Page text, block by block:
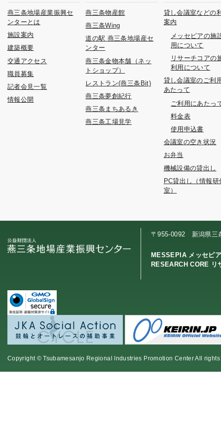
燕三条地場産業振興セ
ンターとは
施設案内
建築概要
交通アクセス
職員募集
記者会見一覧
情報公開
燕三条物産館
燕三条Wing
道の駅 燕三条地場産セ
ンター
燕三条金物本舗（ネッ
トショップ）
レストラン(燕三条Bit)
燕三条夢創紀行
燕三条まちあるき
燕三条工場見学
貸し会議室などの
案内
メッセピアの施
用について
リサーチコアの
利用について
貸し会議室のご利
あたって
ご利用にあたっ
料金表
使用申込書
会議室の空き状況
お弁当
機械設備の貸出し
PC貸出し（情報研
室）
〒955-0092 新潟県三
MESSEPIA メッセピ
RESEARCH CORE リ
Copyright © Tsubamesanjo Regional Industries Promotion Center All